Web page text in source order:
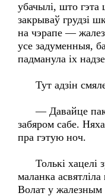
убачылі, што
закрываў грудзі
на чэрапе —
усе задуменныя,
падманула іх
Тут адзін
— Давайце
забяром сабе.
пра гэтую ноч.
Толькі хацелі
маланка асвятліла
Волат у